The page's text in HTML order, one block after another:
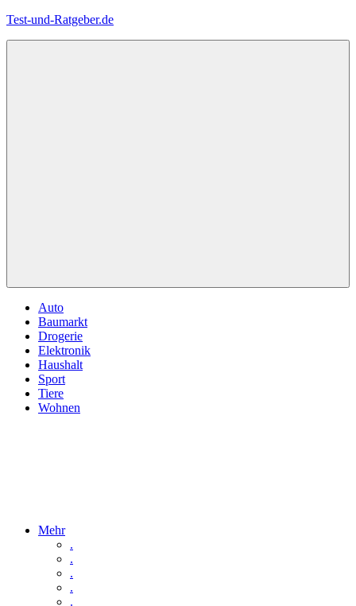
Zum
Test-und-Ratgeber.de
Auto
Baumarkt
Drogerie
Elektronik
Haushalt
Sport
Tiere
Wohnen
Mehr
.
.
.
.
.